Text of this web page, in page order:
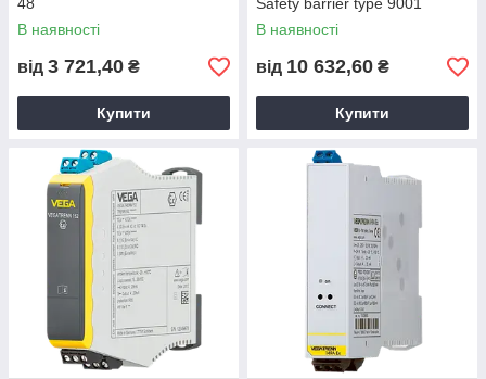
В наявності
від 3 721,40 ₴
Купити
В наявності
від 10 632,60 ₴
Купити